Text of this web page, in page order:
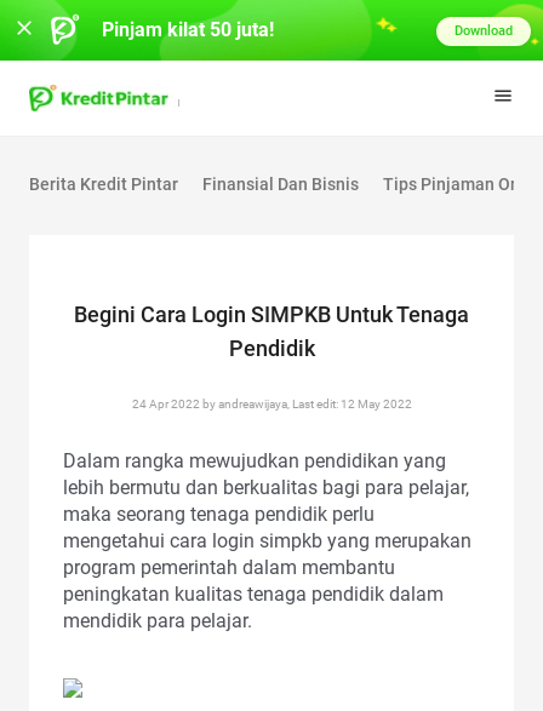
Berita Kredit Pintar Finansial Dan Bisnis Tips Pinjaman
Begini Cara Login SIMPKB Untuk Tenaga
Pendidik
24 Apr 2022 by andreawijaya, Last edit: 12 May 2022
Dalam rangka mewujudkan pendidikan yang
lebih bermutu dan berkualitas bagi para pelajar,
maka seorang tenaga pendidik perlu
mengetahui cara login simpkb yang merupakan
program pemerintah dalam membantu
peningkatan kualitas tenaga pendidik dalam
mendidik para pelajar.
Pinjam kilat 50 juta! Download